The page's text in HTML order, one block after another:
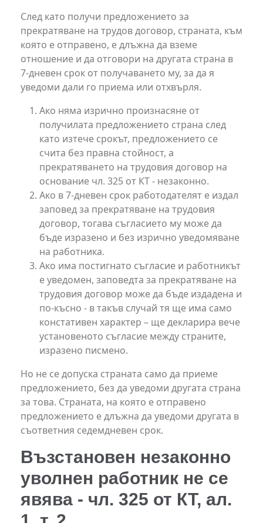
След като получи предложението за
прекратяване на трудов договор, страната, към
която е отправено, е длъжна да вземе
отношение и да отговори на другата страна в
7-дневен срок от получаването му, за да я
уведоми дали го приема или отхвърля.
Ако няма изрично произнасяне от
получилата предложението страна след
като изтече срокът, предложението се
счита без правна стойност, а
прекратяването на трудовия договор на
основание чл. 325 от КТ - незаконно.
Ако в 7-дневен срок работодателят е издал
заповед за прекратяване на трудовия
договор, тогава съгласието му може да
бъде изразено и без изрично уведомяване
на работника.
Ако има постигнато съгласие и работникът
е уведомен, заповедта за прекратяване на
трудовия договор може да бъде издадена и
по-късно - в такъв случай тя ще има само
констативен характер – ще декларира вече
установеното съгласие между страните,
изразено писмено.
Но не се допуска страната само да приеме
предложението, без да уведоми другата страна
за това. Страната, на която е отправено
предложението е длъжна да уведоми другата в
съответния седемдневен срок.
Възстановен незаконно
уволнен работник не се
явява - чл. 325 от КТ, ал.